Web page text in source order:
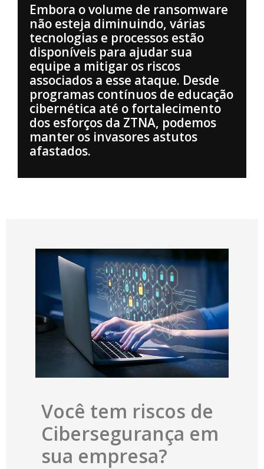
Embora o volume de ransomware
não esteja diminuindo, várias
tecnologias e processos estão
disponíveis para ajudar sua
equipe a mitigar os riscos
associados a esse ataque. Desde
programas contínuos de educação
cibernética até o fortalecimento
dos esforços da ZTNA, podemos
manter os invasores astutos
afastados.
Você tem riscos de
Cibersegurança em
sua empresa?